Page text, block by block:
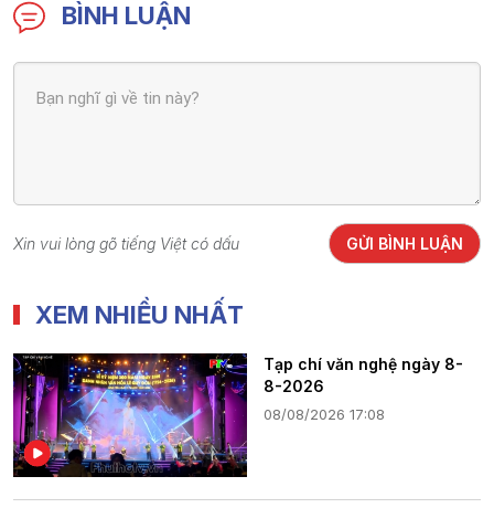
BÌNH LUẬN
Xin vui lòng gõ tiếng Việt có dấu GỬI BÌNH LUẬN
XEM NHIỀU NHẤT
Tạp chí văn nghệ ngày 8-
8-2026
08/08/2026 17:08